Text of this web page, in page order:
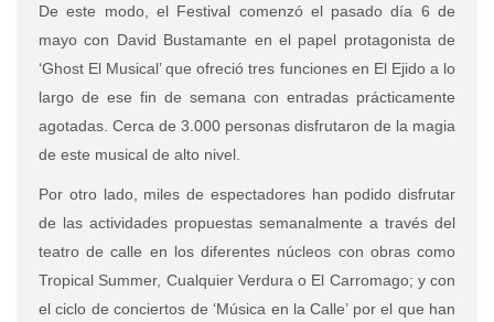
De este modo, el Festival comenzó el pasado día 6 de
mayo con David Bustamante en el papel protagonista de
‘Ghost El Musical’ que ofreció tres funciones en El Ejido a lo
largo de ese fin de semana con entradas prácticamente
agotadas. Cerca de 3.000 personas disfrutaron de la magia
de este musical de alto nivel.
Por otro lado, miles de espectadores han podido disfrutar
de las actividades propuestas semanalmente a través del
teatro de calle en los diferentes núcleos con obras como
Tropical Summer, Cualquier Verdura o El Carromago; y con
el ciclo de conciertos de ‘Música en la Calle’ por el que han